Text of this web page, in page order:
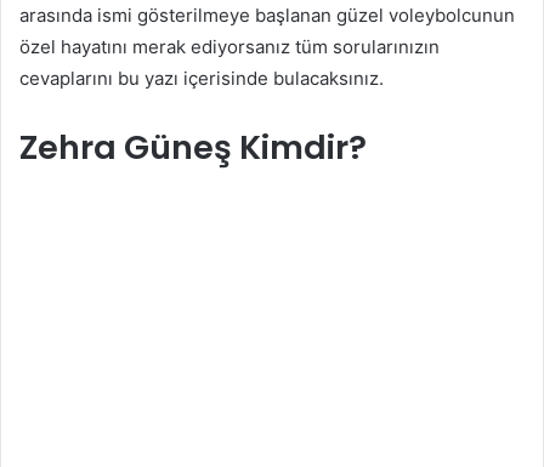
arasında ismi gösterilmeye başlanan güzel voleybolcunun
özel hayatını merak ediyorsanız tüm sorularınızın
cevaplarını bu yazı içerisinde bulacaksınız.
Zehra Güneş Kimdir?